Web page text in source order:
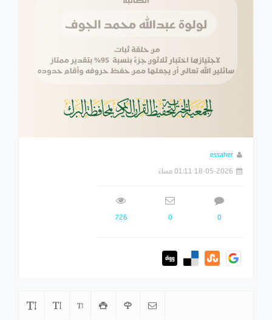
essaher
18-05-2026 01:11 مساءً
0
0
726